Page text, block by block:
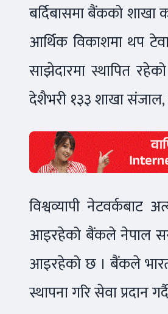
बर्दिबासमा बैंकको शाखा
आर्थिक विकाशमा थप
साझेदारमा स्थापित
देशैभरी १३३ शाखा
विश्वव्यापी
आइरहेको बैंकले नेपाल
आइरहेको छ । बैंकले
स्थापना गरि सेवा प्रदान